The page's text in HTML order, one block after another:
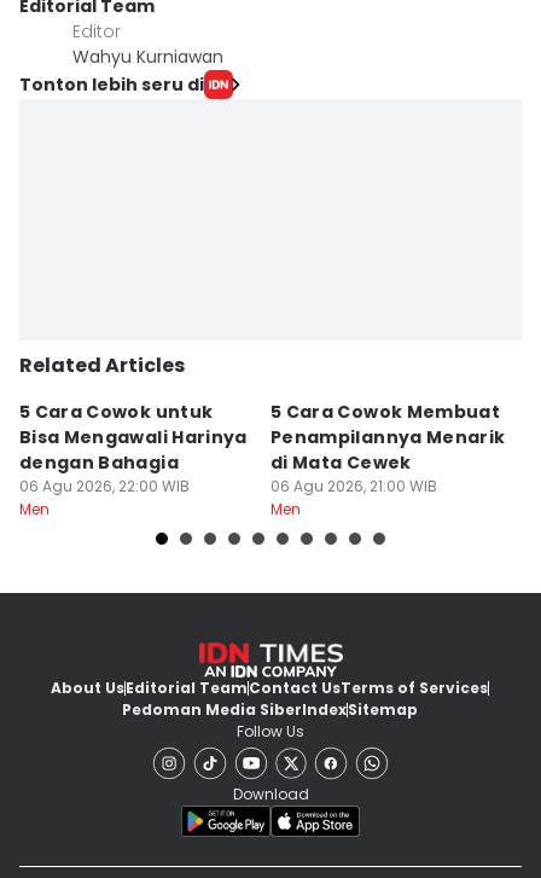
Editorial Team
Editor
Wahyu Kurniawan
Tonton lebih seru di
Related Articles
5 Cara Cowok untuk
Bisa Mengawali Harinya
dengan Bahagia
06 Agu 2026, 22:00 WIB
Men
5 Cara Cowok Membuat
Penampilannya Menarik
di Mata Cewek
06 Agu 2026, 21:00 WIB
Men
About UsEditorial TeamContact UsTerms of Services
Pedoman Media SiberIndexSitemap
Follow Us
Download